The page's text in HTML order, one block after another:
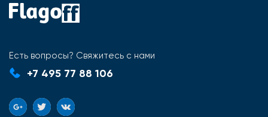
Есть вопросы? Свяжитесь с нами
+7 495 77 88 106